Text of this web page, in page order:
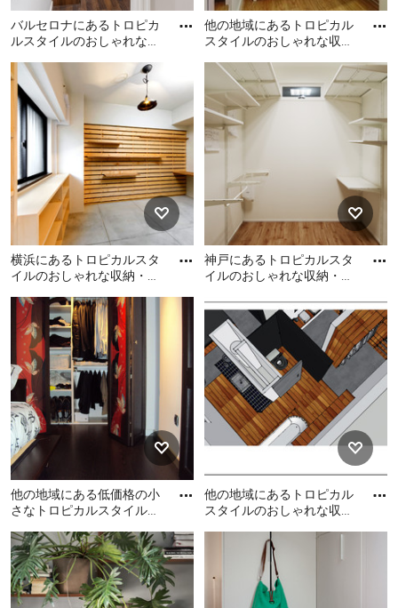
バルセロナにあるトロピカ
ルスタイルのおしゃれな収
バルセロナにあるトロピカ
ルスタイルのおしゃれな収
納・クローゼットの写真
他の地域にあるトロピカル
スタイルのおしゃれな収
他の地域にあるトロピカル
スタイルのおしゃれな収
納・クローゼットの写真
横浜にあるトロピカルスタ
イルのおしゃれな収納・ク
横浜にあるトロピカルスタ
イルのおしゃれな収納・ク
ローゼットの写真
神戸にあるトロピカルスタ
イルのおしゃれな収納・ク
神戸にあるトロピカルスタ
イルのおしゃれな収納・ク
ローゼットの写真
他の地域にある低価格の小
さなトロピカルスタイルの
ローゼット (濃色無垢フロ
ー
他の地域にある低価格の小
さなトロピカルスタイルの
おしゃれなウォークインク
ローゼット (濃色無垢フロー
他の地域にあるトロピカル
スタイルのおしゃれな収
他の地域にあるトロピカル
スタイルのおしゃれな収
納・クローゼットの写真